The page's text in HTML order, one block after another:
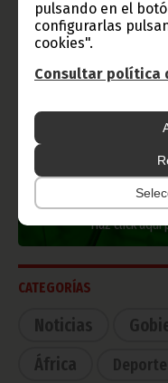
pulsando en el
configurarlas
cookies".
Consultar política
Radio
Haz click aquí
CATEGORÍAS
Noticias
África